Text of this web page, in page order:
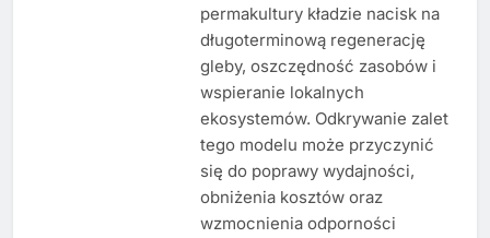
permakultury kładzie nacisk na
długoterminową regenerację
gleby, oszczędność zasobów i
wspieranie lokalnych
ekosystemów. Odkrywanie zalet
tego modelu może przyczynić
się do poprawy wydajności,
obniżenia kosztów oraz
wzmocnienia odporności